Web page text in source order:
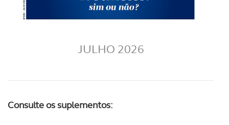
JULHO 2026
Consulte os suplementos: